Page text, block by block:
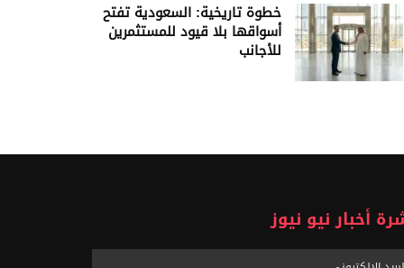
خطوة تاريخية: السعودية تفتح
أسواقها بلا قيود للمستثمرين
للأجانب
أخبار نيو نيوز